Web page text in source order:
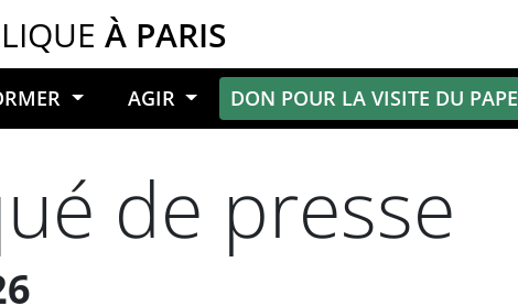
À PARIS
AGIR DON POUR LA VISITE DU PAPE
de presse